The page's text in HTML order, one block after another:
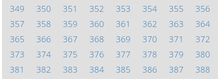
349
350 351 352 353 354 355
356
357
358 359 360 361 362 363
364
365
366 367 368 369 370 371
372
373
374 375 376 377 378 379
380
381
382 383 384 385 386 387 388